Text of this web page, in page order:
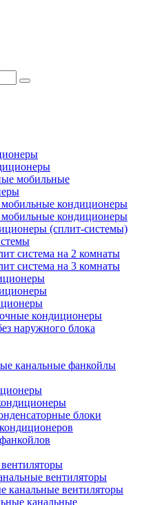
мобильные
кондиционеры
кондиционеры
(сплит-системы)
система на 2 комнаты
система на 3 комнаты
кондиционеры
наружного блока
канальные фанкойлы
блоки
вентиляторы
канальные вентиляторы
канальные